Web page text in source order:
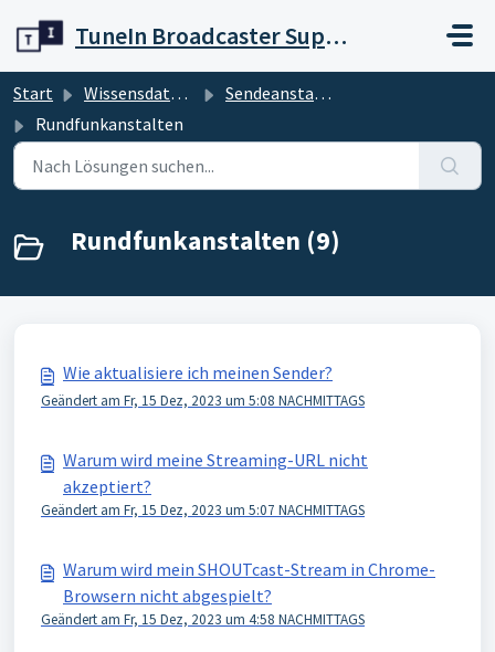
TuneIn Broadcaster Support
Start Wissensdatenbank
Sendeanstalten
Rundfunkanstalten
Rundfunkanstalten (9)
Wie aktualisiere ich meinen Sender?
Geändert am Fr, 15 Dez, 2023 um 5:08 NACHMITTAGS
Warum wird meine Streaming-URL nicht
akzeptiert?
Geändert am Fr, 15 Dez, 2023 um 5:07 NACHMITTAGS
Warum wird mein SHOUTcast-Stream in Chrome-
Browsern nicht abgespielt?
Geändert am Fr, 15 Dez, 2023 um 4:58 NACHMITTAGS